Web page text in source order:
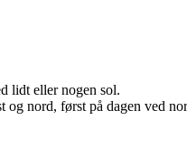
lidt eller nogen sol.
nord, først på dagen ved